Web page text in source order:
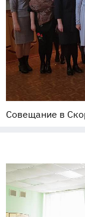
Совещание в